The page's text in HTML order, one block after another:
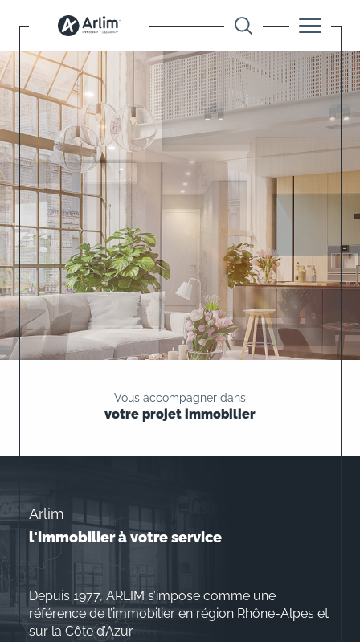
Vous accompagner dans
votre projet immobilier
Arlim
l'immobilier à votre service
Depuis 1977, ARLIM s’impose comme une
référence de l’immobilier en région Rhône-Alpes et
sur la Côte d’Azur.